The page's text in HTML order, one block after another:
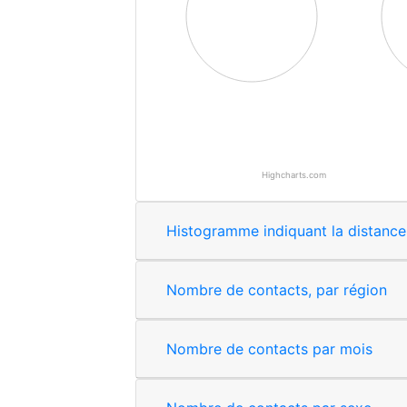
Highcharts.com
Nombre de contacts, par région
Nombre de contacts par mois